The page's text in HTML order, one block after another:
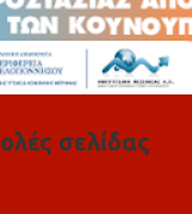
σελίδας